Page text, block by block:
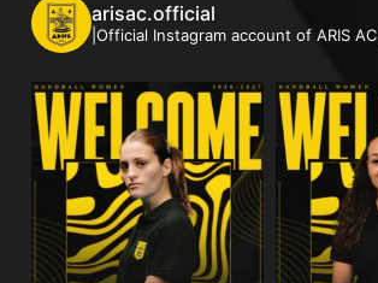
arisac.official
|Official Instagram account of ARIS AC|